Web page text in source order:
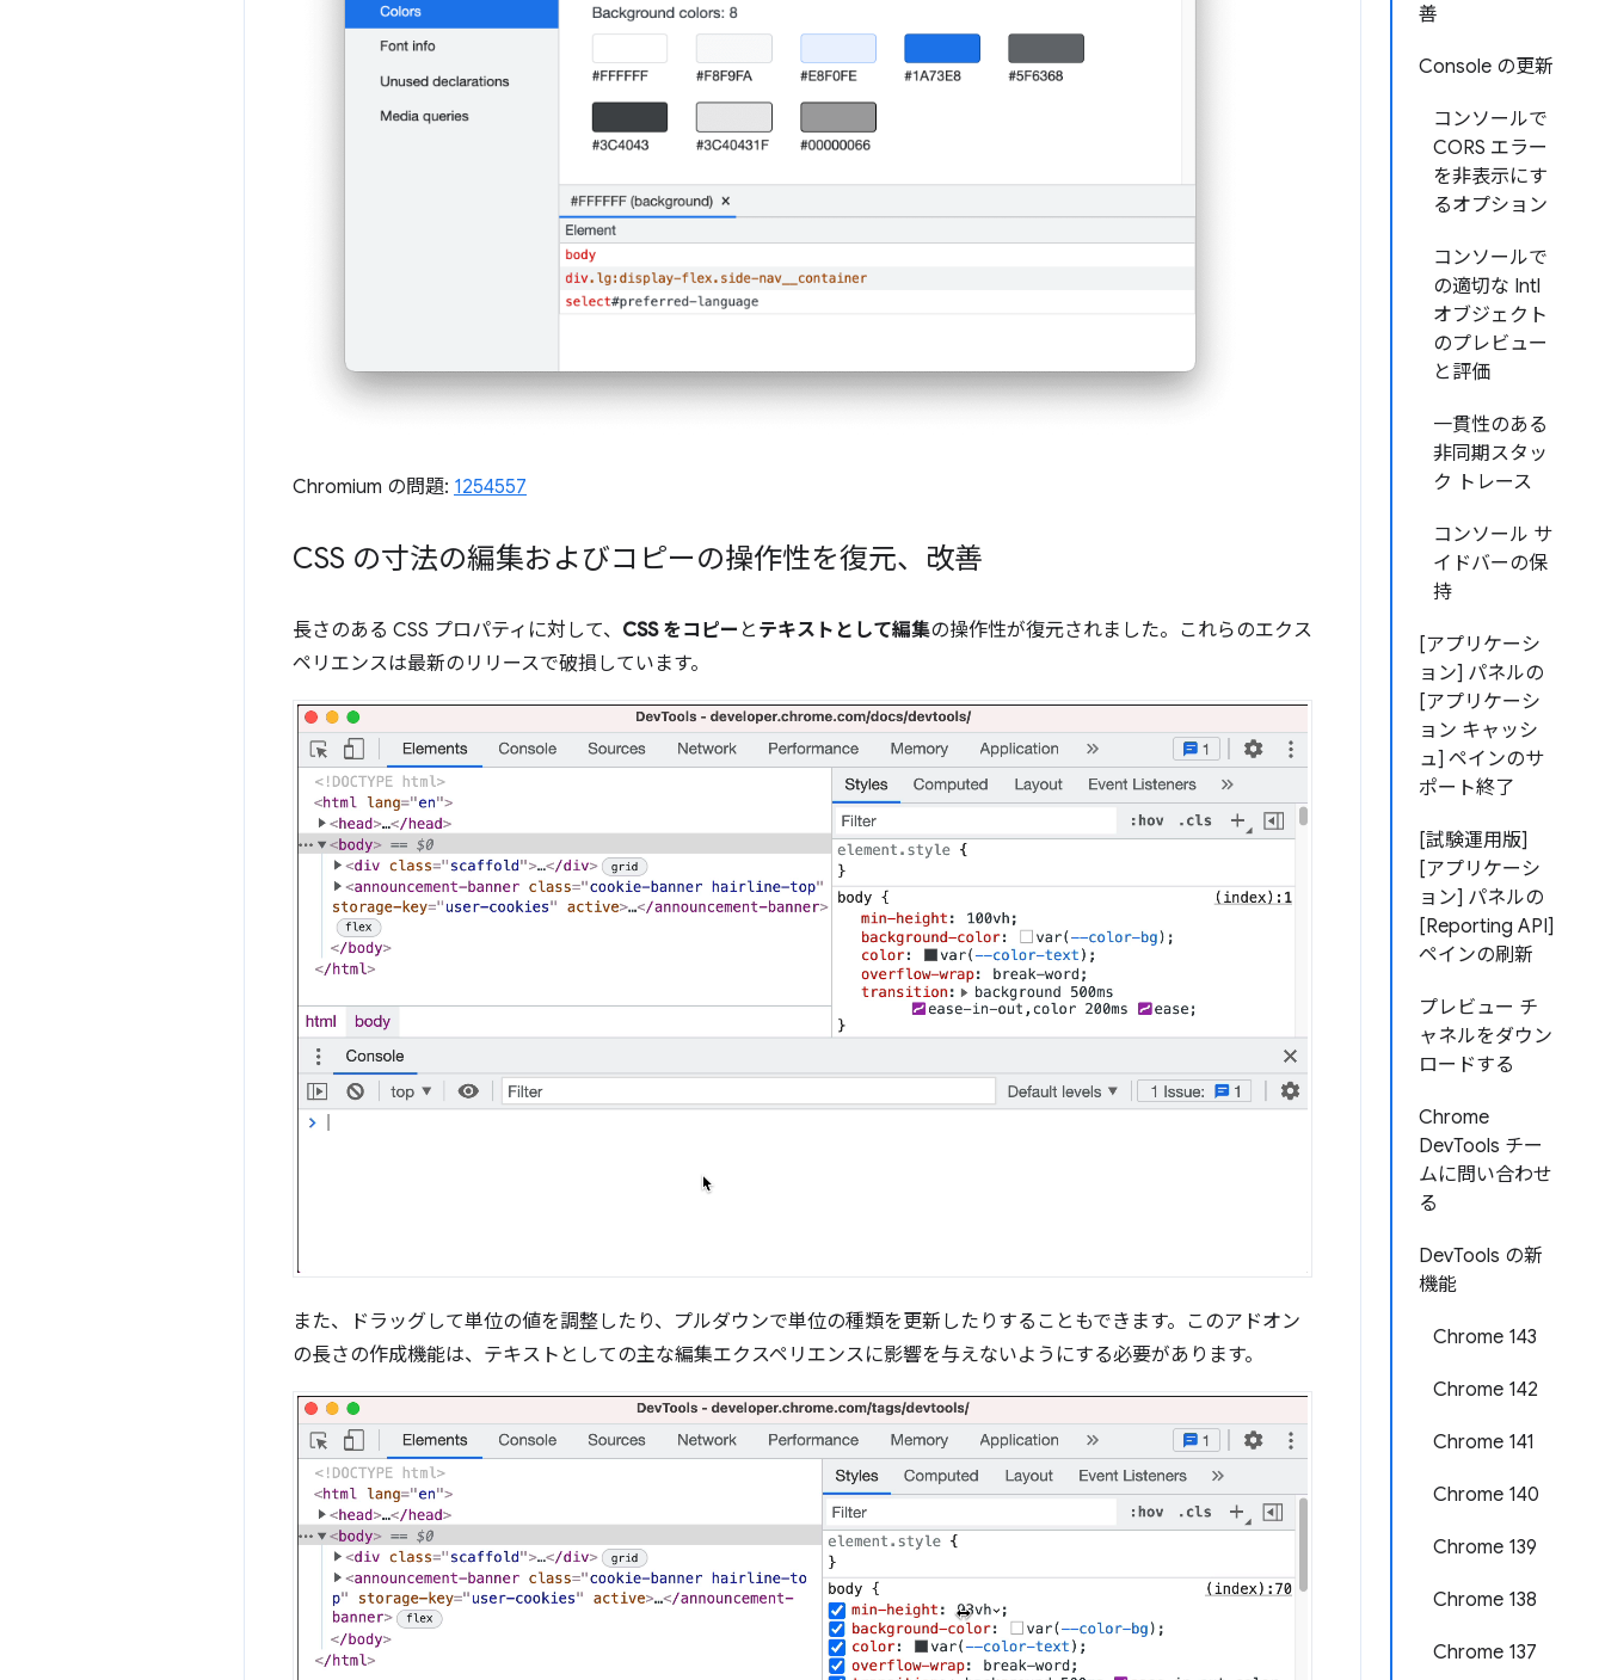
善
Console の更新
コンソールで
CORS エラー
を非表示にす
るオプション
コンソールで
の適切な Intl
オブジェクト
のプレビュー
と評価
一貫性のある
非同期スタッ
ク トレース
コンソール サ
イドバーの保
持
[アプリケーシ
ョン] パネルの
[アプリケーシ
ョン キャッシ
ュ] ペインのサ
ポート終了
[試験運用版]
[アプリケーシ
ョン] パネルの
[Reporting API]
ペインの刷新
プレビュー チ
ャネルをダウン
ロードする
Chrome
DevTools チー
ムに問い合わせ
る
DevTools の新
機能
Chrome 143
Chrome 142
Chrome 141
Chrome 140
Chrome 139
Chrome 138
Chrome 137
Chromium の問題: 1254557
CSS の寸法の編集およびコピーの操作性を復元、改善
長さのある CSS プロパティに対して、 CSS をコピー と テキストとして編集の操作性が復元されました。これらのエクス
ペリエンスは最新のリリースで破損しています。
また、ドラッグして単位の値を調整したり、プルダウンで単位の種類を更新したりすることもできます。このアドオン
の長さの作成機能は、テキストとしての主な編集エクスペリエンスに影響を与えないようにする必要があります。